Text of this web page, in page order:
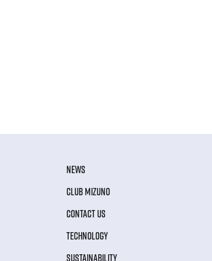
NEWS
CLUB MIZUNO
CONTACT US
TECHNOLOGY
SUSTAINABILITY